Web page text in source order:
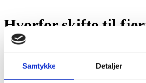
Samtykke Detaljer
Hvorfor skifte til